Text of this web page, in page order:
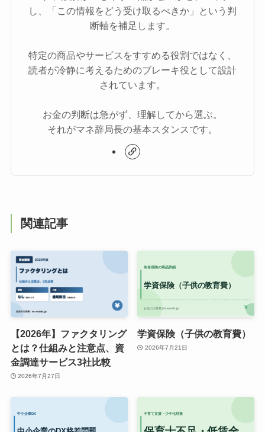
し、「この情報をどう受け取るべきか」という判
断軸を補足します。
特定の商品やサービスをすすめる役割ではなく、
読者が冷静に考えるためのブレーキ役として設計
されています。
お金の判断は急がず、理解してから選ぶ。
それがマネ辞局長の基本スタンスです。
関連記事
【2026年】ファクタリング
とは？仕組みと注意点、資
金調達サービス3社比較
2026年7月27日
学資保険（子供の教育費）
2026年7月21日